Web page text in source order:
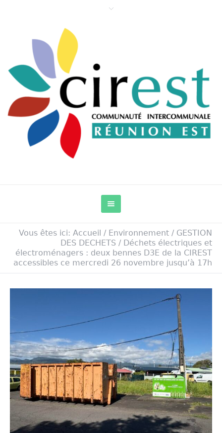
Vous êtes ici: Accueil / Environnement / GESTION
DES DECHETS / Déchets électriques et
électroménagers : deux bennes D3E de la CIREST
accessibles ce mercredi 26 novembre jusqu’à 17h